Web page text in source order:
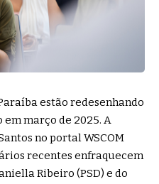
estão redesenhando
março de 2025. A
no portal WSCOM
recentes enfraquecem
Ribeiro (PSD) e do